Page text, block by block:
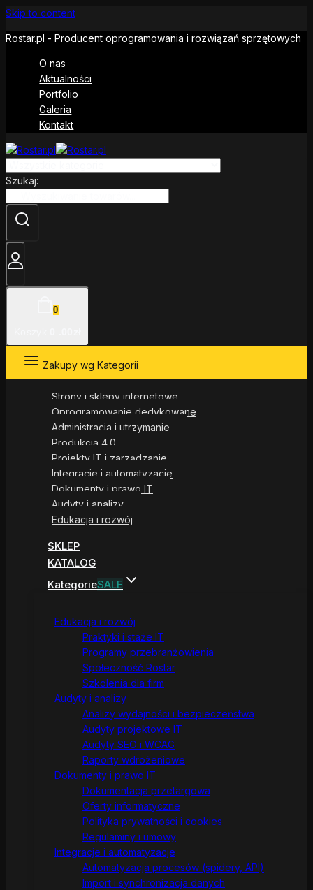
Skip to content
Rostar.pl - Producent oprogramowania i rozwiązań sprzętowych
O nas
Aktualności
Portfolio
Galeria
Kontakt
Szukaj:
0
Zakupy wg Kategorii
Strony i sklepy internetowe
Oprogramowanie dedykowane
Administracja i utrzymanie
Produkcja 4.0
Projekty IT i zarządzanie
Integracje i automatyzacje
Dokumenty i prawo IT
Audyty i analizy
Edukacja i rozwój
SKLEP
KATALOG
KategorieSALE
Edukacja i rozwój
Praktyki i staże IT
Programy przebranżowienia
Społeczność Rostar
Szkolenia dla firm
Audyty i analizy
Analizy wydajności i bezpieczeństwa
Audyty projektowe IT
Audyty SEO i WCAG
Raporty wdrożeniowe
Dokumenty i prawo IT
Dokumentacja przetargowa
Oferty informatyczne
Polityka prywatności i cookies
Regulaminy i umowy
Integracje i automatyzacje
Automatyzacja procesów (spidery, API)
Import i synchronizacja danych